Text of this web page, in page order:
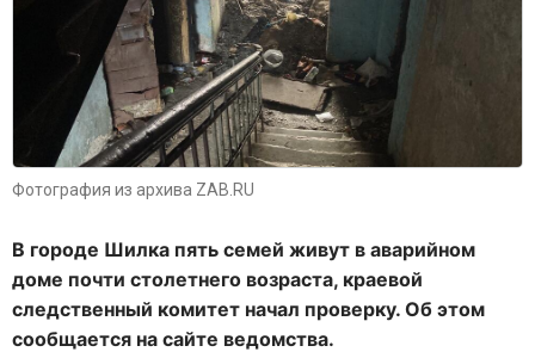
Фотография из архива ZAB.RU
В городе Шилка пять семей живут в аварийном
доме почти столетнего возраста, краевой
следственный комитет начал проверку. Об этом
сообщается на сайте ведомства.